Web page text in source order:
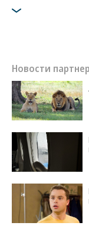
Новости